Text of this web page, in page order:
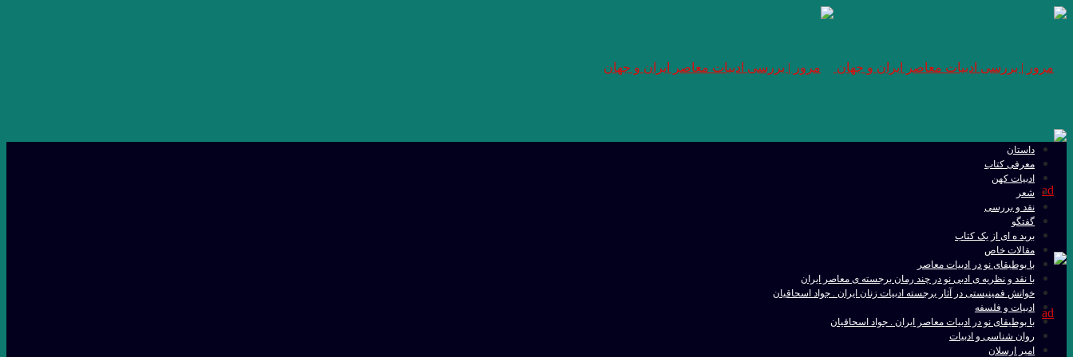
داستان
معرفی کتاب
ادبیات کهن
شعر
نقد و بررسی
گفتگو
برید ه ای از یک کتاب
مقالات خاص
با بوطیقای نو در ادبیات معاصر
با نقد و نظریه ی ادبی نو در چند رمان برجسته ی معاصر ایران
خوانش فمینیستی در آثار برجسته ادبیات زنان ایران . جواد اسحاقیان
ادبیات و فلسفه
با بوطیقای نو در ادبیات معاصر ایران . جواد اسحاقیان
روان شناسی و ادبیات
امیر ارسلان